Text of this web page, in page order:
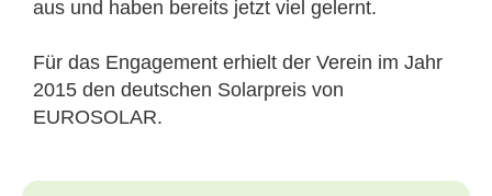
aus und haben bereits jetzt viel gelernt.
Für das Engagement erhielt der Verein im Jahr
2015 den deutschen Solarpreis von
EUROSOLAR.